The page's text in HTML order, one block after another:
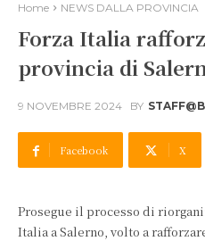
Home NEWS DALLA PROVINCIA
Forza Italia
provincia di
9 NOVEMBRE 2024 BY
Facebook X
Prosegue il processo di
Italia a Salerno, volto a